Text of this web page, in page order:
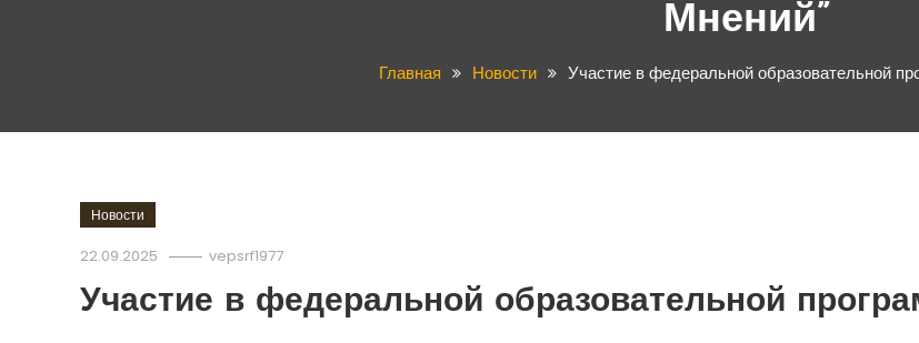
Мнений”
Главная Новости Участие в федеральной образовательной
Новости
22.09.2025 vepsrf1977
Участие в федеральной образовательной